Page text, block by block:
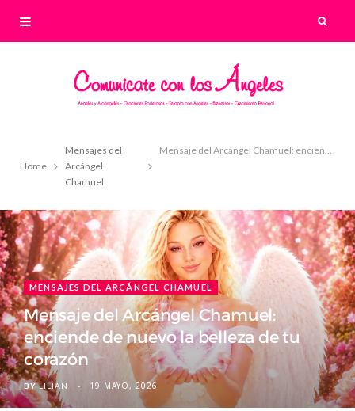
Home
Mensajes del
Arcángel
Chamuel
Mensaje del Arcángel Chamuel: enciende de nuevo la belleza de tu corazón
MENSAJES DEL ARCÁNGEL CHAMUEL
Mensaje del Arcángel Chamuel:
enciende de nuevo la belleza de tu
corazón
BY LILIAN 19 MAYO, 2026